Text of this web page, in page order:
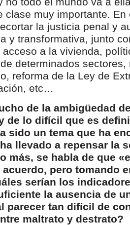
clase muy importante. En
la justicia penal y
y transformativa, junto
a la vivienda,
determinados sectores,
reforma de la Ley de
etc…
de la ambigüedad
de lo difícil que es
sido un tema que ha
llevado a repensar la
más, se habla de que
pero tomando
serían los
la ausencia de
parecer tan difícil de
maltrato y destrato?